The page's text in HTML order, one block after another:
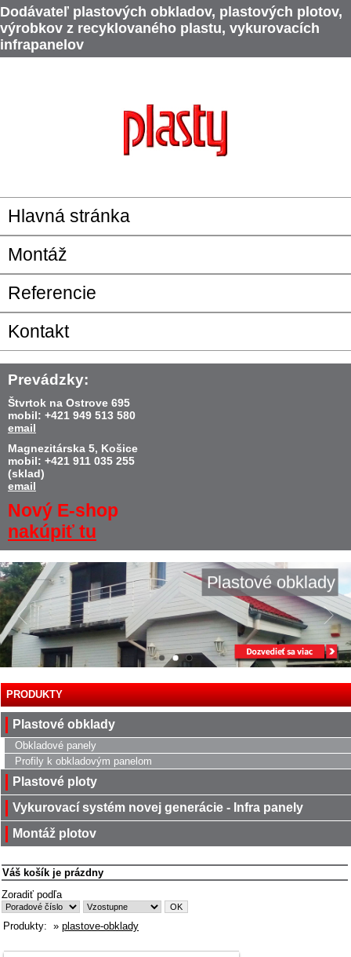
Dodávateľ plastových obkladov, plastových plotov,
výrobkov z recyklovaného plastu, vykurovacích
infrapanelov
Hlavná stránka
Montáž
Referencie
Kontakt
Prevádzky:
Štvrtok na Ostrove 695
mobil: +421 949 513 580
email
Magnezitárska 5, Košice
mobil: +421 911 035 255
(sklad)
email
Nový E-shop
nakúpiť tu
Plastové obklady
PRODUKTY
Plastové obklady
Obkladové panely
Profily k obkladovým panelom
Plastové ploty
Vykurovací systém novej generácie - Infra panely
Montáž plotov
Váš košík je prázdny
Zoradiť podľa
Produkty: » plastove-obklady